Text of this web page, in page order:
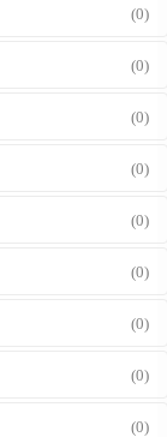
(0)
(0)
(0)
(0)
(0)
(0)
(0)
(0)
(0)